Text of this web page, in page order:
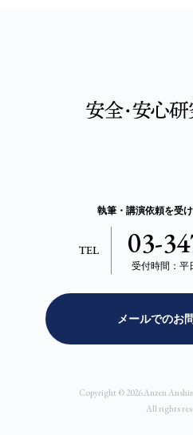
執筆・講演依頼を受
TEL 03-
受付時間：平
メールでのお
Copyright © 2026 Anzen
All rights